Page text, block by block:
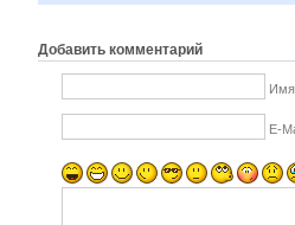
Добавить комментарий
Имя
E-